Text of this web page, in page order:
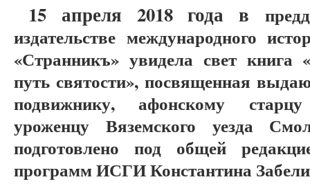
15 апреля 2018 года в
издательстве международного
«Странникъ» увидела свет книга
путь святости», посвященная
подвижнику, афонскому
уроженцу Вяземского уезда
подготовлено под общей
программ ИСГИ Константина